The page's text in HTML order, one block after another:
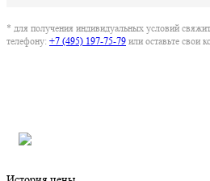
* для получения индивидуальных условий
телефону: +7 (495) 197-75-79 или оставьте свои